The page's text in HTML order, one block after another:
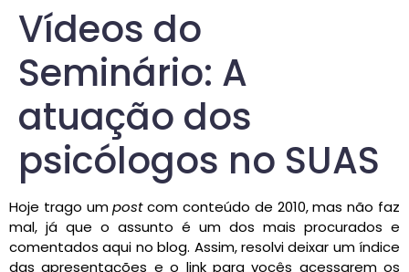
Vídeos do
Seminário: A
atuação dos
psicólogos no SUAS
Hoje trago umpostcom conteúdo de 2010, mas não faz
mal, já que o assunto é um dos mais procurados e
comentados aqui no blog. Assim, resolvi deixar um índice
das apresentações e o link para vocês acessarem os